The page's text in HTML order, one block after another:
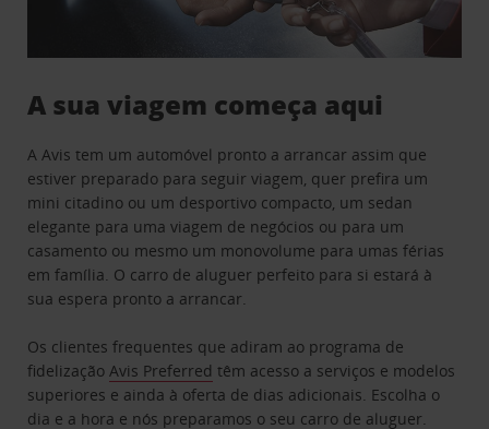
A sua viagem começa aqui
A Avis tem um automóvel pronto a arrancar assim que
estiver preparado para seguir viagem, quer prefira um
mini citadino ou um desportivo compacto, um sedan
elegante para uma viagem de negócios ou para um
casamento ou mesmo um monovolume para umas férias
em família. O carro de aluguer perfeito para si estará à
sua espera pronto a arrancar.
Os clientes frequentes que adiram ao programa de
fidelizaçãoAvis Preferred têm acesso a serviços e modelos
superiores e ainda à oferta de dias adicionais. Escolha o
dia e a hora e nós preparamos o seu carro de aluguer.